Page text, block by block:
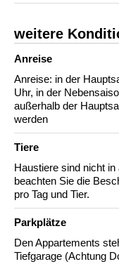
weitere
Anreise
Anreise: in der
Uhr, in der
außerhalb der
werden
Tiere
Haustiere sind nicht
beachten Sie die
pro Tag und Tier.
Parkplätze
Den Appartements
Tiefgarage (Achtung